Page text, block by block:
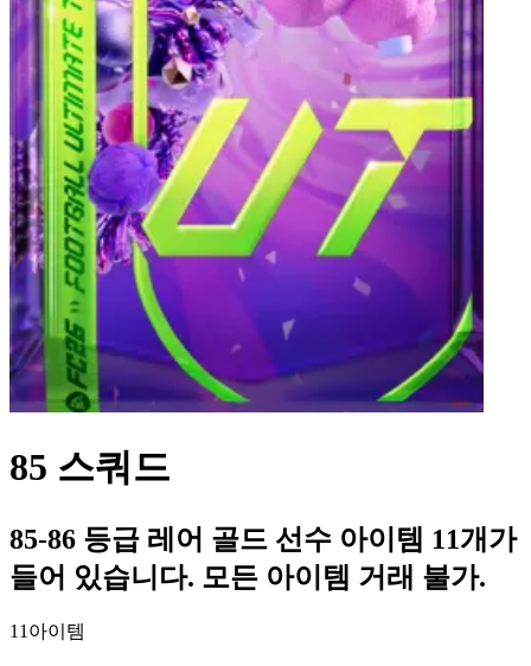
85 스쿼드
85-86 등급 레어 골드 선수 아이템 11개가
들어 있습니다. 모든 아이템 거래 불가.
11 아이템